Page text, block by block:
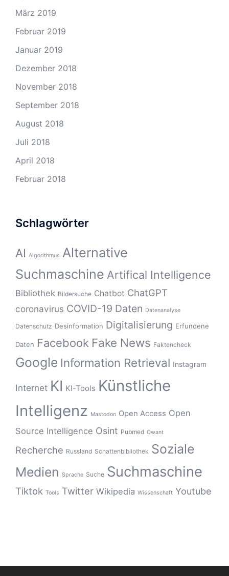
März 2019
Februar 2019
Januar 2019
Dezember 2018
November 2018
September 2018
August 2018
Juli 2018
April 2018
Februar 2018
Schlagwörter
AI Algorithmus Alternative
Suchmaschine Artifical Intelligence
Bibliothek Bildersuche Chatbot ChatGPT
coronavirus COVID-19 Daten Datenanalyse
Datenschutz Desinformation Digitalisierung Erfundene
Daten Facebook Fake News Faktencheck
Google Information Retrieval Instagram
Internet KI KI-Tools Künstliche
Intelligenz Mastodon Open Access Open
Source Intelligence Osint Pubmed Qwant
Recherche Russland Schattenbibliothek Soziale
Medien Sprache Suche Suchmaschine
Tiktok Tools Twitter Wikipedia Wissenschaft Youtube